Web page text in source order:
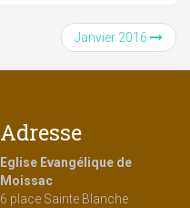
Janvier 2016
Adresse
Eglise Evangélique de
Moissac
6 place Sainte Blanche